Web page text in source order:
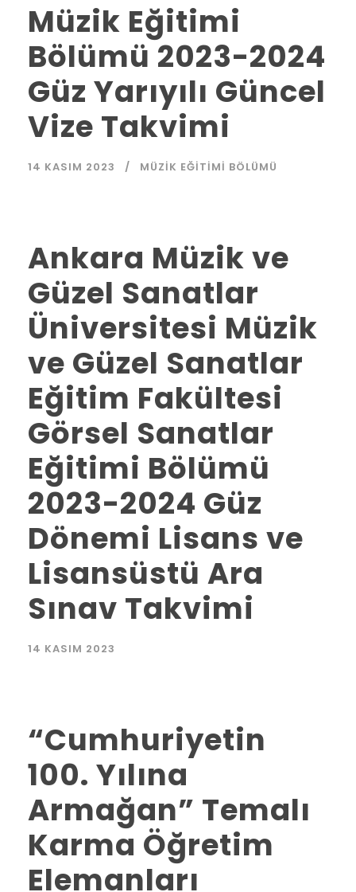
Müzik Eğitimi
Bölümü 2023-2024
Güz Yarıyılı Güncel
Vize Takvimi
14 KASIM 2023 MÜZIK EĞITIMI BÖLÜMÜ
Ankara Müzik ve
Güzel Sanatlar
Üniversitesi Müzik
ve Güzel Sanatlar
Eğitim Fakültesi
Görsel Sanatlar
Eğitimi Bölümü
2023-2024 Güz
Dönemi Lisans ve
Lisansüstü Ara
Sınav Takvimi
14 KASIM 2023
“Cumhuriyetin
100. Yılına
Armağan” Temalı
Karma Öğretim
Elemanları